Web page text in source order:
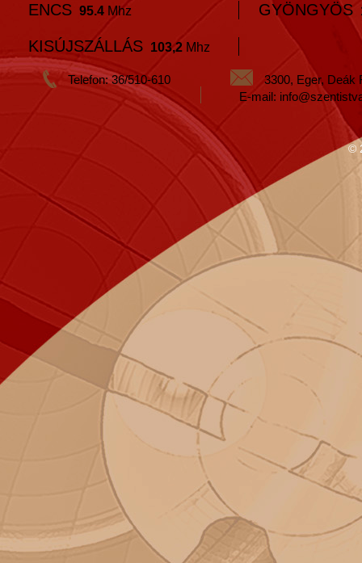
ENCS 95.4 Mhz GYÖNGYÖS
KISÚJSZÁLLÁS 103,2 Mhz
Telefon: 36/510-610
3300, Eger, Deák
E-mail:
©